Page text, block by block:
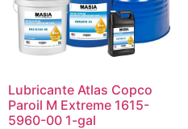
Lubricante Atlas Copco
Paroil M Extreme 1615-
5960-00 1-gal